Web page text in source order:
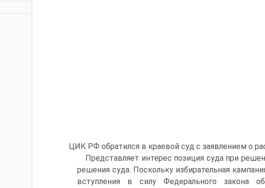
ЦИК РФ обратился в краевой суд с заявлением о
Представляет интерес позиция суда при
решения суда. Поскольку избирательная
вступления в силу Федерального закона